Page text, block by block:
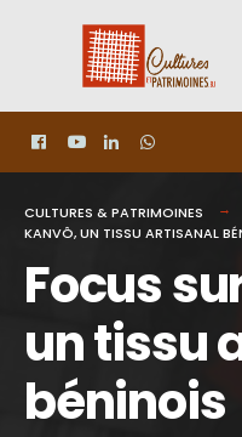
CULTURES & PATRIMOINES
KANVÔ, UN TISSU ARTISANAL
Focus
un tissu
béninois